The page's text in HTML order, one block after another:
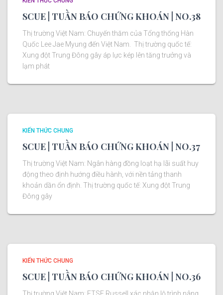
SCUE | TUẦN BÁO CHỨNG KHOÁN | NO.38
Thị trường Việt Nam: Chuyến thăm của Tổng thống Hàn
Quốc Lee Jae Myung đến Việt Nam. Thị trường quốc tế:
Xung đột Trung Đông gây áp lực kép lên tăng trưởng và
lạm phát
KIẾN THỨC CHUNG
SCUE | TUẦN BÁO CHỨNG KHOÁN | NO.37
Thị trường Việt Nam: Ngân hàng đồng loạt hạ lãi suất huy
động theo định hướng điều hành, với nền tảng thanh
khoản dần ổn định. Thị trường quốc tế: Xung đột Trung
Đông gây
KIẾN THỨC CHUNG
SCUE | TUẦN BÁO CHỨNG KHOÁN | NO.36
Thị trường Việt Nam: FTSE Russell xác nhận lộ trình nâng